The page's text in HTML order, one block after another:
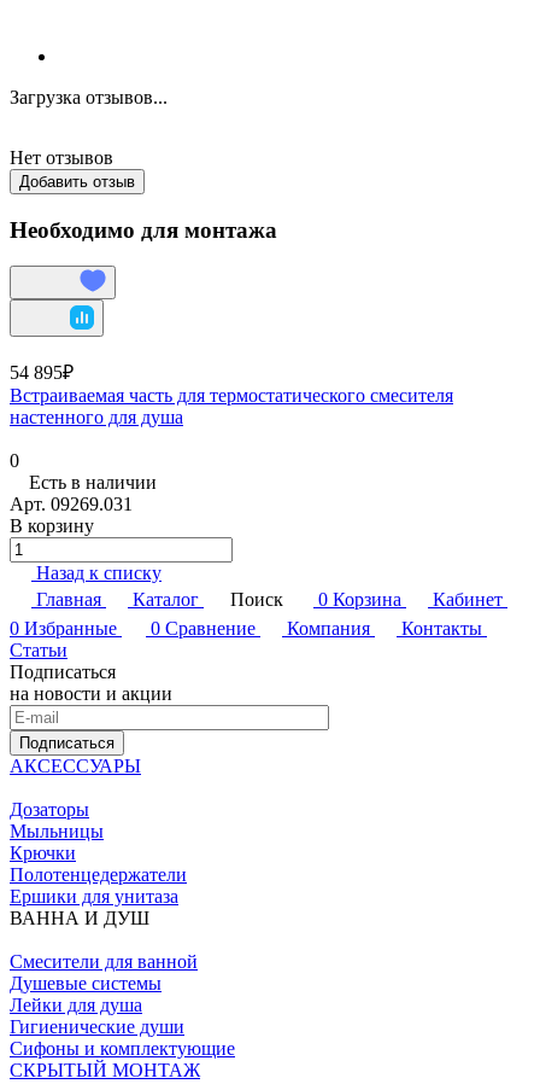
Загрузка отзывов...
Нет отзывов
Добавить отзыв
Необходимо для монтажа
54 895₽
Встраиваемая часть для термостатического смесителя
настенного для душа
0
Есть в наличии
Арт. 09269.031
В корзину
Назад к списку
Главная
Каталог Поиск 0 Корзина
Кабинет
0 Избранные 0 Сравнение Компания
Контакты
Статьи
Подписаться
на новости и акции
Подписаться
АКСЕССУАРЫ
Дозаторы
Мыльницы
Крючки
Полотенцедержатели
Ершики для унитаза
ВАННА И ДУШ
Смесители для ванной
Душевые системы
Лейки для душа
Гигиенические души
Сифоны и комплектующие
СКРЫТЫЙ МОНТАЖ